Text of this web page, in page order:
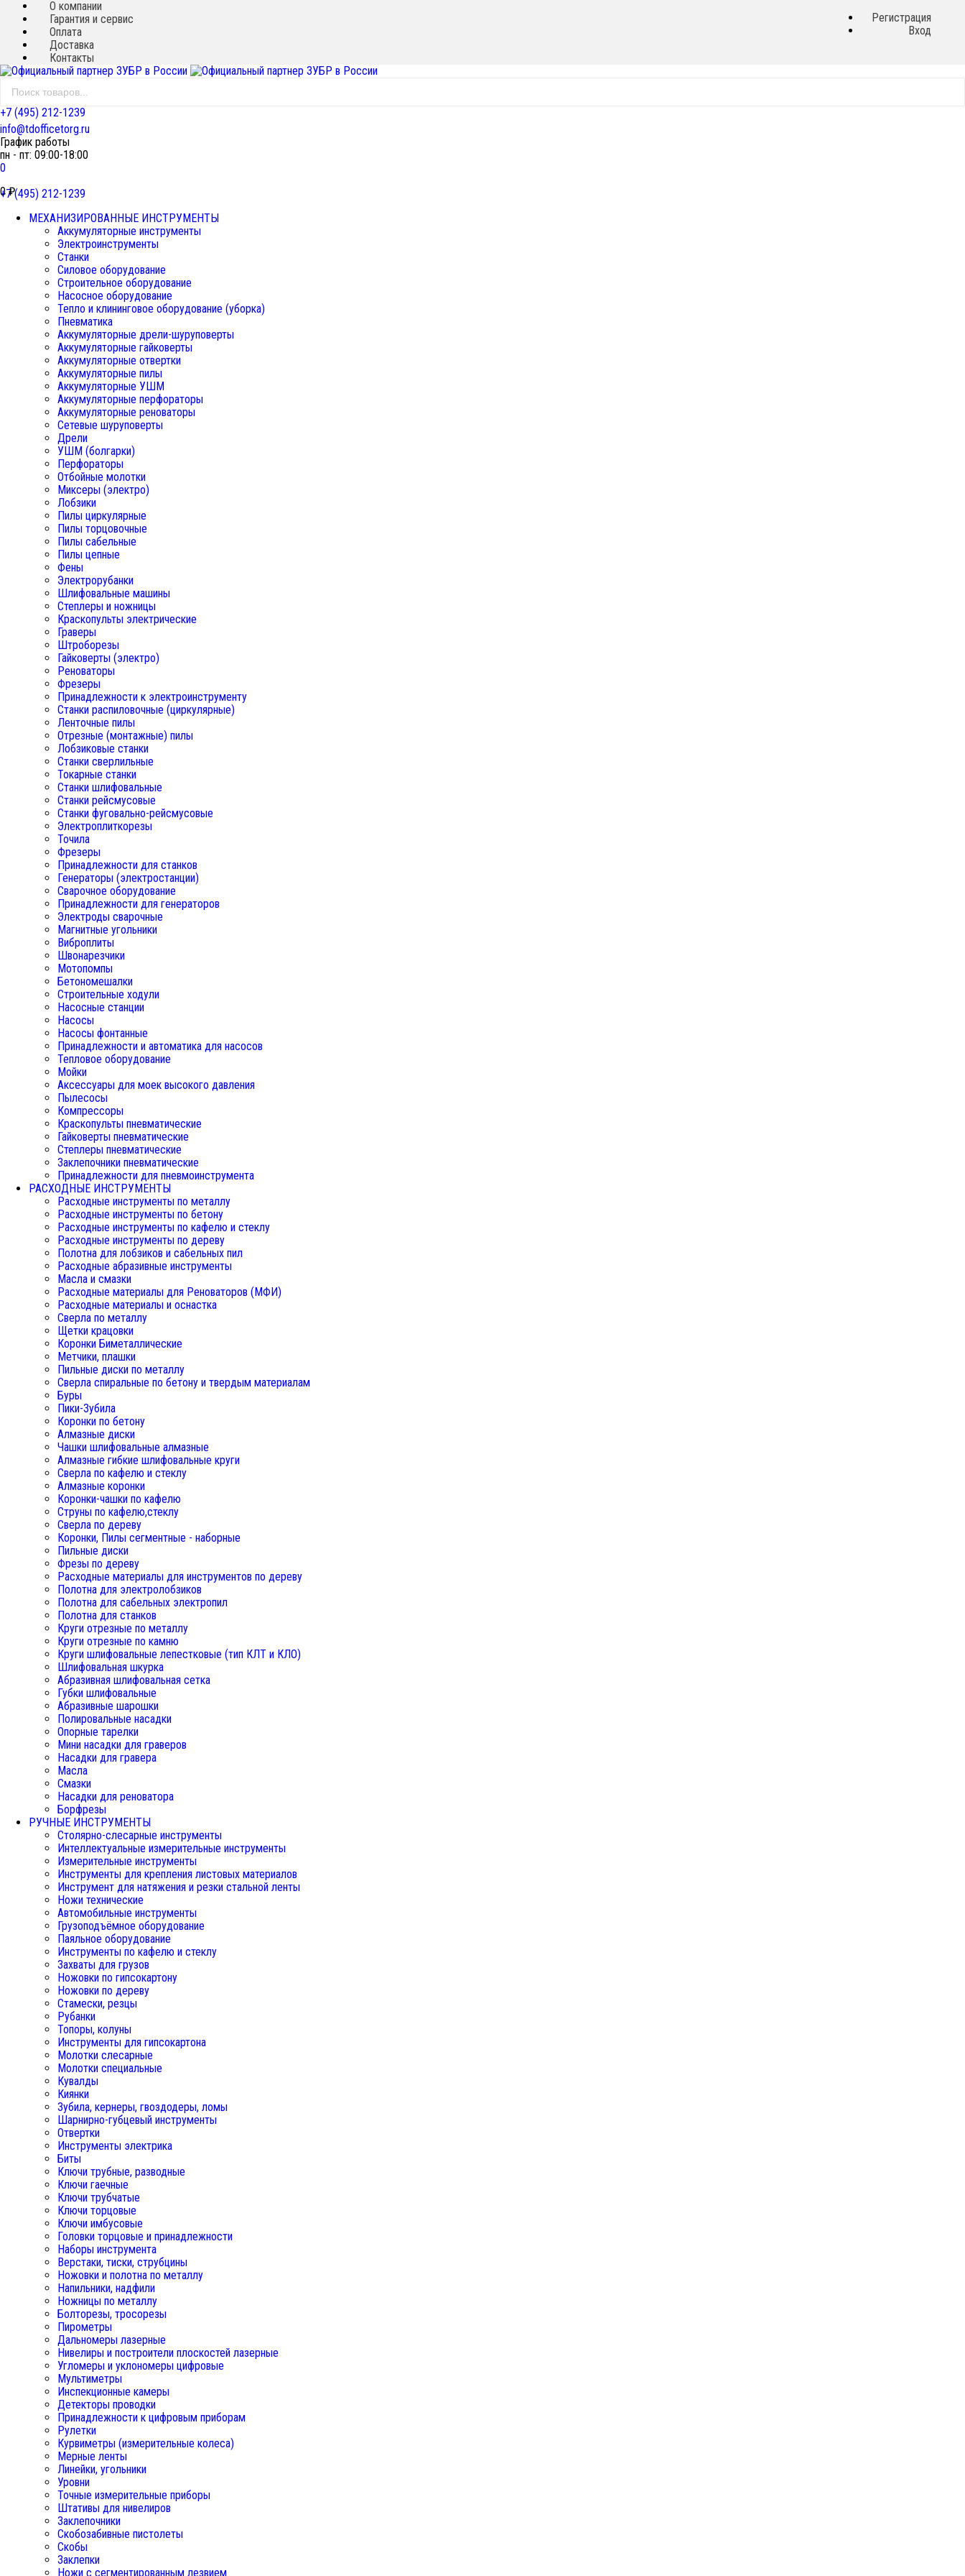
О компании
Гарантия и сервис
Оплата
Доставка
Контакты
Регистрация
Вход
+7 (495) 212-1239
info@tdofficetorg.ru
График работы
пн - пт: 09:00-18:00
0
0₽
+7 (495) 212-1239
МЕХАНИЗИРОВАННЫЕ ИНСТРУМЕНТЫ
Аккумуляторные инструменты
Электроинструменты
Станки
Силовое оборудование
Строительное оборудование
Насосное оборудование
Тепло и клининговое оборудование (уборка)
Пневматика
Аккумуляторные дрели-шуруповерты
Аккумуляторные гайковерты
Аккумуляторные отвертки
Аккумуляторные пилы
Аккумуляторные УШМ
Аккумуляторные перфораторы
Аккумуляторные реноваторы
Сетевые шуруповерты
Дрели
УШМ (болгарки)
Перфораторы
Отбойные молотки
Миксеры (электро)
Лобзики
Пилы циркулярные
Пилы торцовочные
Пилы сабельные
Пилы цепные
Фены
Электрорубанки
Шлифовальные машины
Степлеры и ножницы
Краскопульты электрические
Граверы
Штроборезы
Гайковерты (электро)
Реноваторы
Фрезеры
Принадлежности к электроинструменту
Станки распиловочные (циркулярные)
Ленточные пилы
Отрезные (монтажные) пилы
Лобзиковые станки
Станки сверлильные
Токарные станки
Станки шлифовальные
Станки рейсмусовые
Станки фуговально-рейсмусовые
Электроплиткорезы
Точила
Фрезеры
Принадлежности для станков
Генераторы (электростанции)
Сварочное оборудование
Принадлежности для генераторов
Электроды сварочные
Магнитные угольники
Виброплиты
Швонарезчики
Мотопомпы
Бетономешалки
Строительные ходули
Насосные станции
Насосы
Насосы фонтанные
Принадлежности и автоматика для насосов
Тепловое оборудование
Мойки
Аксессуары для моек высокого давления
Пылесосы
Компрессоры
Краскопульты пневматические
Гайковерты пневматические
Степлеры пневматические
Заклепочники пневматические
Принадлежности для пневмоинструмента
РАСХОДНЫЕ ИНСТРУМЕНТЫ
Расходные инструменты по металлу
Расходные инструменты по бетону
Расходные инструменты по кафелю и стеклу
Расходные инструменты по дереву
Полотна для лобзиков и сабельных пил
Расходные абразивные инструменты
Масла и смазки
Расходные материалы для Реноваторов (МФИ)
Расходные материалы и оснастка
Сверла по металлу
Щетки крацовки
Коронки Биметаллические
Метчики, плашки
Пильные диски по металлу
Сверла спиральные по бетону и твердым материалам
Буры
Пики-Зубила
Коронки по бетону
Алмазные диски
Чашки шлифовальные алмазные
Алмазные гибкие шлифовальные круги
Сверла по кафелю и стеклу
Алмазные коронки
Коронки-чашки по кафелю
Струны по кафелю,стеклу
Сверла по дереву
Коронки, Пилы сегментные - наборные
Пильные диски
Фрезы по дереву
Расходные материалы для инструментов по дереву
Полотна для электролобзиков
Полотна для сабельных электропил
Полотна для станков
Круги отрезные по металлу
Круги отрезные по камню
Круги шлифовальные лепестковые (тип КЛТ и КЛО)
Шлифовальная шкурка
Абразивная шлифовальная сетка
Губки шлифовальные
Абразивные шарошки
Полировальные насадки
Опорные тарелки
Мини насадки для граверов
Насадки для гравера
Масла
Смазки
Насадки для реноватора
Борфрезы
РУЧНЫЕ ИНСТРУМЕНТЫ
Столярно-слесарные инструменты
Интеллектуальные измерительные инструменты
Измерительные инструменты
Инструменты для крепления листовых материалов
Инструмент для натяжения и резки стальной ленты
Ножи технические
Автомобильные инструменты
Грузоподъёмное оборудование
Паяльное оборудование
Инструменты по кафелю и стеклу
Захваты для грузов
Ножовки по гипсокартону
Ножовки по дереву
Стамески, резцы
Рубанки
Топоры, колуны
Инструменты для гипсокартона
Молотки слесарные
Молотки специальные
Кувалды
Киянки
Зубила, кернеры, гвоздодеры, ломы
Шарнирно-губцевый инструменты
Отвертки
Инструменты электрика
Биты
Ключи трубные, разводные
Ключи гаечные
Ключи трубчатые
Ключи торцовые
Ключи имбусовые
Головки торцовые и принадлежности
Наборы инструмента
Верстаки, тиски, струбцины
Ножовки и полотна по металлу
Напильники, надфили
Ножницы по металлу
Болторезы, тросорезы
Пирометры
Дальномеры лазерные
Нивелиры и построители плоскостей лазерные
Угломеры и уклономеры цифровые
Мультиметры
Инспекционные камеры
Детекторы проводки
Принадлежности к цифровым приборам
Рулетки
Курвиметры (измерительные колеса)
Мерные ленты
Линейки, угольники
Уровни
Точные измерительные приборы
Штативы для нивелиров
Заклепочники
Скобозабивные пистолеты
Скобы
Заклепки
Ножи с сегментированным лезвием